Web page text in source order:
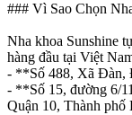
### Vì Sao Chọn
Nha khoa Sunshine
hàng đầu tại Việt
- **Số 488, Xã
- **Số 15, đường 6/
Quận 10, Thành